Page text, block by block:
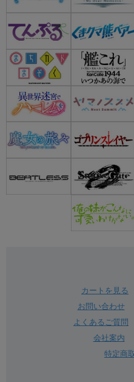
カートを見る
お問い合わせ
よくあるご質問
会社案内
特定商